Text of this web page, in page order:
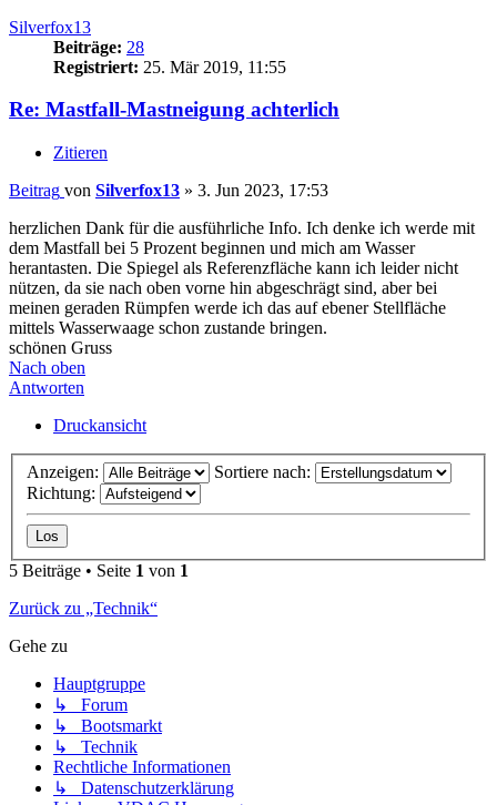
Silverfox13
Beiträge: 28
Registriert: 25. Mär 2019, 11:55
Re: Mastfall-Mastneigung achterlich
Zitieren
Beitrag von Silverfox13 » 3. Jun 2023, 17:53
herzlichen Dank für die ausführliche Info. Ich denke ich werde mit
dem Mastfall bei 5 Prozent beginnen und mich am Wasser
herantasten. Die Spiegel als Referenzfläche kann ich leider nicht
nützen, da sie nach oben vorne hin abgeschrägt sind, aber bei
meinen geraden Rümpfen werde ich das auf ebener Stellfläche
mittels Wasserwaage schon zustande bringen.
schönen Gruss
Nach oben
Antworten
Druckansicht
Anzeigen:
Sortiere nach:
Richtung:
5 Beiträge • Seite 1 von 1
Zurück zu „Technik“
Gehe zu
Hauptgruppe
↳ Forum
↳ Bootsmarkt
↳ Technik
Rechtliche Informationen
↳ Datenschutzerklärung